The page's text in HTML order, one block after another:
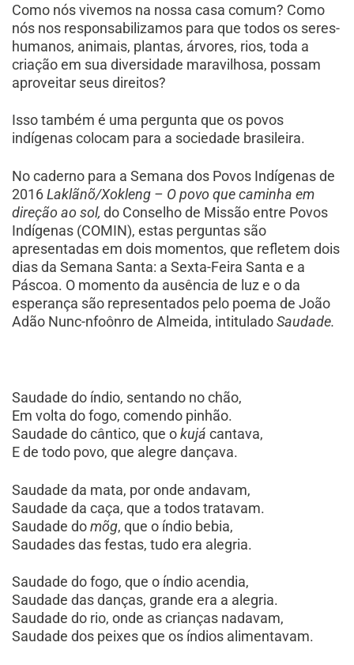
Como nós vivemos na nossa casa comum? Como
nós nos responsabilizamos para que todos os seres-
humanos, animais, plantas, árvores, rios, toda a
criação em sua diversidade maravilhosa, possam
aproveitar seus direitos?
Isso também é uma pergunta que os povos
indígenas colocam para a sociedade brasileira.
No caderno para a Semana dos Povos Indígenas de
2016Laklãnõ/Xokleng – O povo que caminha em
direção ao sol,do Conselho de Missão entre Povos
Indígenas (COMIN), estas perguntas são
apresentadas em dois momentos, que refletem dois
dias da Semana Santa: a Sexta-Feira Santa e a
Páscoa. O momento da ausência de luz e o da
esperança são representados pelo poema de João
Adão Nunc-nfoônro de Almeida, intituladoSaudade.
Saudade do índio, sentando no chão,
Em volta do fogo, comendo pinhão.
Saudade do cântico, que okujá cantava,
E de todo povo, que alegre dançava.
Saudade da mata, por onde andavam,
Saudade da caça, que a todos tratavam.
Saudade domõg, que o índio bebia,
Saudades das festas, tudo era alegria.
Saudade do fogo, que o índio acendia,
Saudade das danças, grande era a alegria.
Saudade do rio, onde as crianças nadavam,
Saudade dos peixes que os índios alimentavam.